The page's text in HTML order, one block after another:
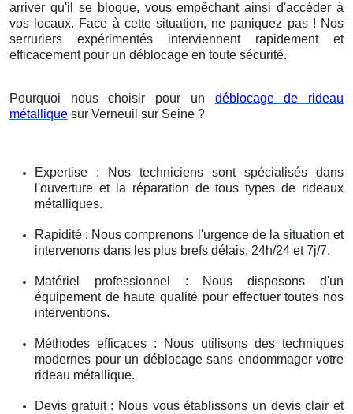
arriver qu'il se bloque, vous empêchant ainsi d'accéder à
vos locaux. Face à cette situation, ne paniquez pas ! Nos
serruriers expérimentés interviennent rapidement et
efficacement pour un déblocage en toute sécurité.
Pourquoi nous choisir pour un déblocage de rideau
métallique sur Verneuil sur Seine ?
Expertise : Nos techniciens sont spécialisés dans
l'ouverture et la réparation de tous types de rideaux
métalliques.
Rapidité : Nous comprenons l'urgence de la situation et
intervenons dans les plus brefs délais, 24h/24 et 7j/7.
Matériel professionnel : Nous disposons d'un
équipement de haute qualité pour effectuer toutes nos
interventions.
Méthodes efficaces : Nous utilisons des techniques
modernes pour un déblocage sans endommager votre
rideau métallique.
Devis gratuit : Nous vous établissons un devis clair et